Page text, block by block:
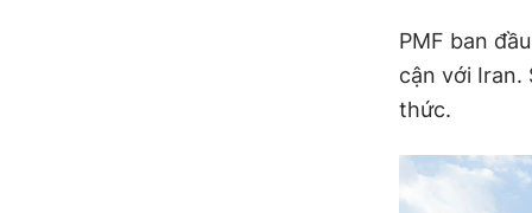
PMF ban
cận với Iran.
thức.